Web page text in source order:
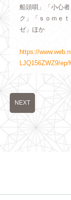
船頭唄」「小心
ク」「ｓｏｍｅ
ゼ」ほか
https://
LJQ156ZWZ9/
NEXT